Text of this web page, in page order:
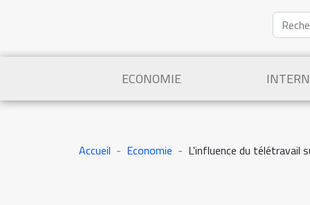
ECONOMIE
Accueil Economie L'influence du télétravail